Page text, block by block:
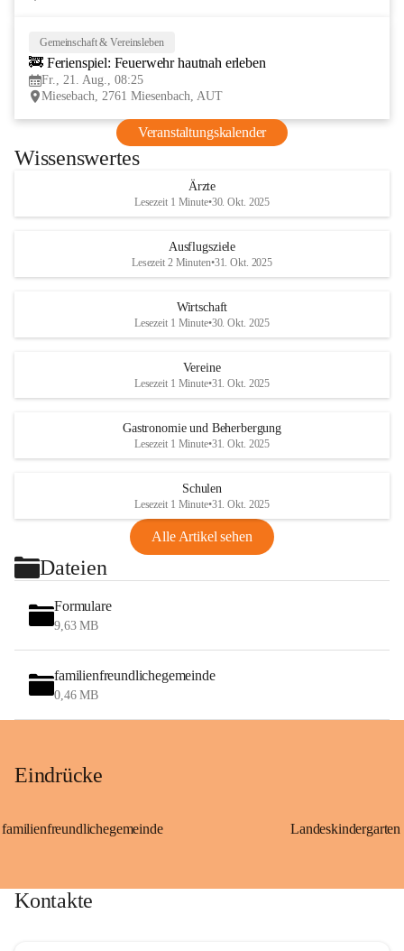
Gemeinschaft & Vereinsleben
🚒 Ferienspiel: Feuerwehr hautnah erleben
Fr., 21. Aug., 08:25
Miesebach, 2761 Miesenbach, AUT
Veranstaltungskalender
Wissenswertes
Ärzte
Lesezeit 1 Minute•30. Okt. 2025
Ausflugsziele
Lesezeit 2 Minuten•31. Okt. 2025
Wirtschaft
Lesezeit 1 Minute•30. Okt. 2025
Vereine
Lesezeit 1 Minute•31. Okt. 2025
Gastronomie und Beherbergung
Lesezeit 1 Minute•31. Okt. 2025
Schulen
Lesezeit 1 Minute•31. Okt. 2025
Alle Artikel sehen
Dateien
Formulare
9,63 MB
familienfreundlichegemeinde
0,46 MB
Eindrücke
familienfreundlichegemeinde
Kontakte